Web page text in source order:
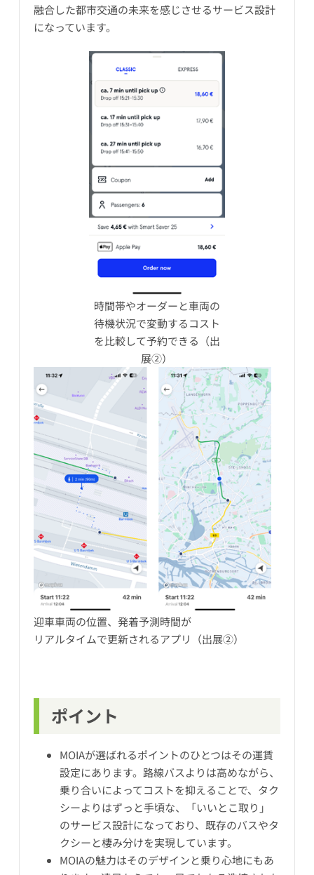
融合した都市交通の未来を感じさせるサービス設計
になっています。
時間帯やオーダーと車両の
待機状況で変動するコスト
を比較して予約できる（出
展②）
迎車車両の位置、発着予測時間が
リアルタイムで更新されるアプリ（出展②）
ポイント
MOIAが選ばれるポイントのひとつはその運賃
設定にあります。路線バスよりは高めながら、
乗り合いによってコストを抑えることで、タク
シーよりはずっと手頃な、「いいとこ取り」
のサービス設計になっており、既存のバスやタ
クシーと棲み分けを実現しています。
MOIAの魅力はそのデザインと乗り心地にもあ